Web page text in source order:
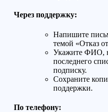
Через поддержку:
Напишите
темой «Отказ
Укажите ФИО,
последнего
подписку.
Сохраните
поддержки.
По телефону: